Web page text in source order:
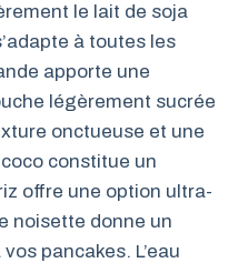
le lait de soja
à toutes les
apporte une
légèrement sucrée
onctueuse et une
constitue un
offre une option ultra-
noisette donne un
pancakes. L’eau